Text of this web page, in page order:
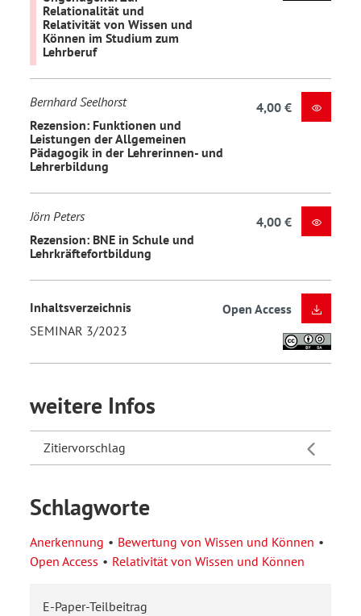
Relationalität und
Relativität von Wissen und
Können im Studium zum
Lehrberuf
Bernhard Seelhorst
Rezension: Funktionen und
Leistungen der Allgemeinen
Pädagogik in der Lehrerinnen- und
Lehrerbildung
4,00 €
Jörn Peters
Rezension: BNE in Schule und
Lehrkräftefortbildung
4,00 €
Inhaltsverzeichnis
SEMINAR 3/2023
Open Access
weitere Infos
Zitiervorschlag
Schlagworte
Anerkennung
Bewertung von Wissen und Können
Open Access
Relativität von Wissen und Können
E-Paper-Teilbeitrag